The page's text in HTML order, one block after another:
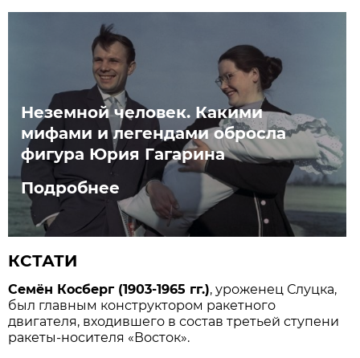
Неземной человек. Какими
мифами и легендами обросла
фигура Юрия Гагарина
Подробнее
КСТАТИ
Семён Косберг (1903-1965 гг.), уроженец Слуцка,
был главным конструктором ракетного
двигателя, входившего в состав третьей ступени
ракеты-носителя «Восток».